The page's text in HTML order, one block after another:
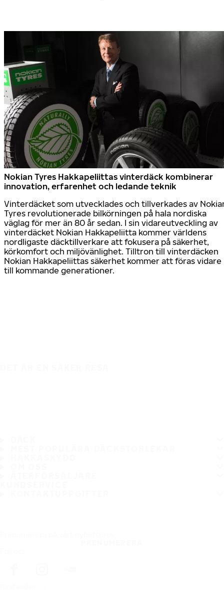
Nokian Tyres Hakkapeliittas vinterdäck kombinerar
innovation, erfarenhet och ledande teknik
Vinterdäcket som utvecklades och tillverkades av
Tyres revolutionerade bilkörningen på hala nordiska
väglag för mer än 80 år sedan. I sin vidareutveckling av
vinterdäcket Nokian Hakkapeliitta kommer världens
nordligaste däcktillverkare att fokusera på säkerhet,
körkomfort och miljövänlighet. Tilltron till vinterdäcken
Nokian Hakkapeliittas säkerhet kommer att föras vidare
till kommande generationer.